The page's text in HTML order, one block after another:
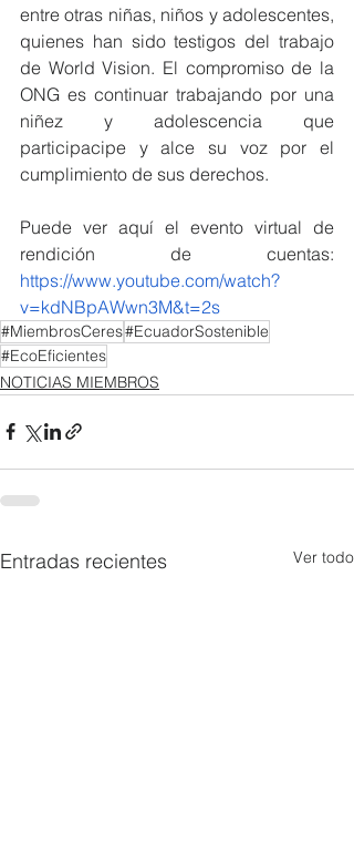
entre otras niñas, niños y adolescentes,
quienes han sido testigos del trabajo
de World Vision. El compromiso de la
ONG es continuar trabajando por una
niñez y adolescencia que
participacipe y alce su voz por el
cumplimiento de sus derechos.
Puede ver aquí el evento virtual de
https://www.youtube.com/watch?
v=kdNBpAWwn3M&t=2s
#MiembrosCeres#EcuadorSostenible
#EcoEficientes
NOTICIAS MIEMBROS
Entradas recientes Ver todo